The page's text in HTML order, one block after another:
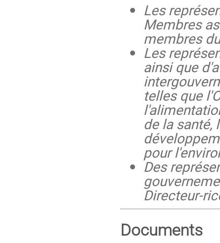
Les
Membres
membres
Les
ainsi que
telles que
de la santé,
pour
Des
Directeur-
Documents